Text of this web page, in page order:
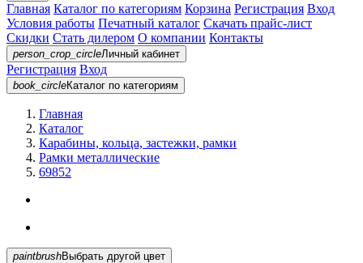
Главная Каталог по категориям Корзина Регистрация Вход
Условия работы Печатный каталог Скачать прайс-лист
Скидки Стать дилером О компании Контакты
person_crop_circleЛичный кабинет
Регистрация Вход
book_circleКаталог по категориям
Главная
Каталог
Карабины, кольца, застежки, рамки
Рамки металлические
69852
paintbrush
Выбрать другой цвет